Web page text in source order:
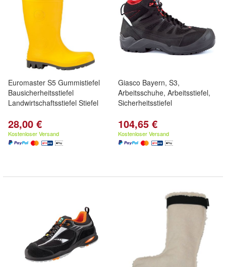
Euromaster S5 Gummistiefel
Bausicherheitsstiefel
Landwirtschaftsstiefel Stiefel
28,00 €
Kostenloser Versand
Giasco Bayern, S3,
Arbeitsschuhe, Arbeitsstiefel,
Sicherheitsstiefel
104,65 €
Kostenloser Versand